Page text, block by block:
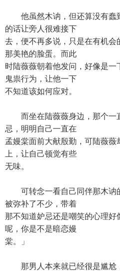
他虽然木讷，但还算没有蠢
的话让旁人很难接下
去，便不再多说，只是在有机会
那美艳的脸蛋。而此
时陆薇薇朝着他发问，好像是
鬼祟行为，让他一下
不知道该如何应对。
而坐在陆薇薇身边，那个一
忌，明明自己一直在
孟嫚棠面前大献殷勤，可陆薇
上，让自己顿觉有些
无味。
可转念一看自己同伴那木讷
被弥补了不少，带着
那不知道妒忌还是嘲笑的心理
呢，你是不是暗恋嫚
棠。」
那男人本来就已经很是尴尬